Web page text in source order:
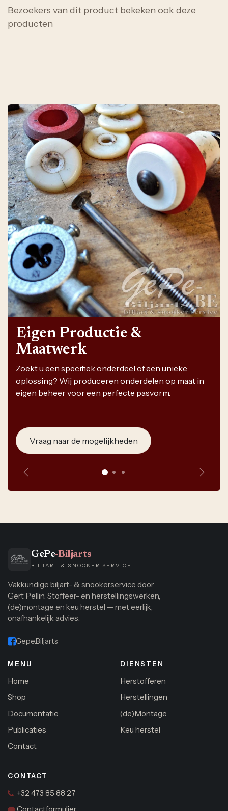
Bezoekers van dit product bekeken ook deze
producten
Eigen Productie &
Maatwerk
Zoekt u een specifiek onderdeel of een unieke
oplossing? Wij produceren onderdelen op maat in
eigen beheer voor een perfecte pasvorm.
Vraag naar de mogelijkheden
Vorige
GePe-Biljarts
BILJART & SNOOKER SERVICE
Vakkundige biljart- & snookerservice door
Gert Pellin. Stoffeer- en herstellingswerken,
(de)montage en keu herstel — met eerlijk,
onafhankelijk advies.
Gepe.Biljarts
MENU
Home
Shop
Documentatie
Publicaties
Contact
DIENSTEN
Herstofferen
Herstellingen
(de)Montage
Keu herstel
CONTACT
+32 473 85 88 27